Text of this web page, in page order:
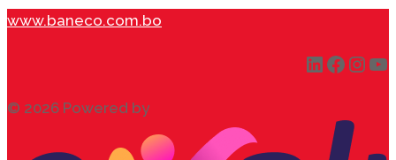
www.baneco.com.bo
LinkedIn
© 2026 Powered by